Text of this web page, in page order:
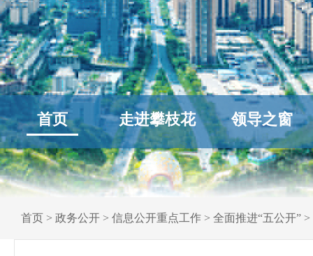
首页 走进攀枝花 领导之窗
首页 > 政务公开 > 信息公开重点工作 > 全面推进“五公开” >